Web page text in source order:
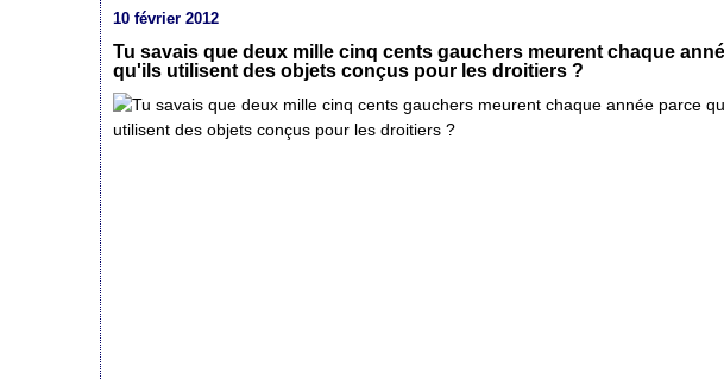
10 février 2012
Tu savais que deux mille cinq cents gauchers meurent chaque
qu'ils utilisent des objets conçus pour les droitiers ?